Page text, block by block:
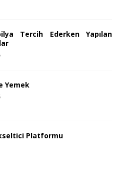
Tercih Ederken Yapılan
Yemek
Platformu